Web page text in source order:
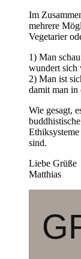
Im
mehrere
Vegetarier
1) Man
wundert sich
2) Man ist
damit man in
Wie gesagt,
sind.
Liebe Grüße
Matthias